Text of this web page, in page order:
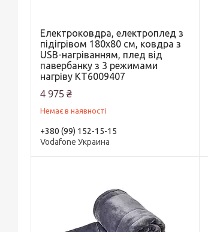
Електроковдра, електроплед з
підігрівом 180х80 см, ковдра з
USB-нагріванням, плед від
павербанку з 3 режимами
нагріву KT6009407
4 975 ₴
Немає в наявності
+380 (99) 152-15-15
Vodafone Украина